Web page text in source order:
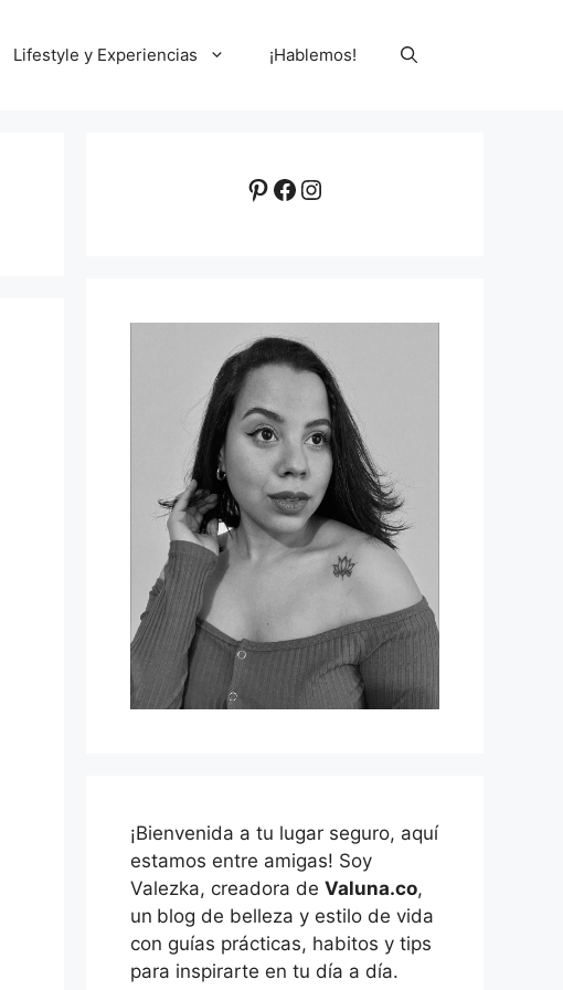
Lifestyle y Experiencias ¡Hablemos!
Pinterest
Facebook
Instagram
¡Bienvenida a tu lugar seguro, aquí
estamos entre amigas! Soy
Valezka, creadora de Valuna.co,
un blog de belleza y estilo de vida
con guías prácticas, habitos y tips
para inspirarte en tu día a día.